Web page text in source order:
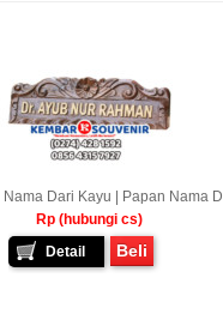
Nama Dari Kayu | Papan Nama D
Rp (hubungi cs)
Detail
Beli